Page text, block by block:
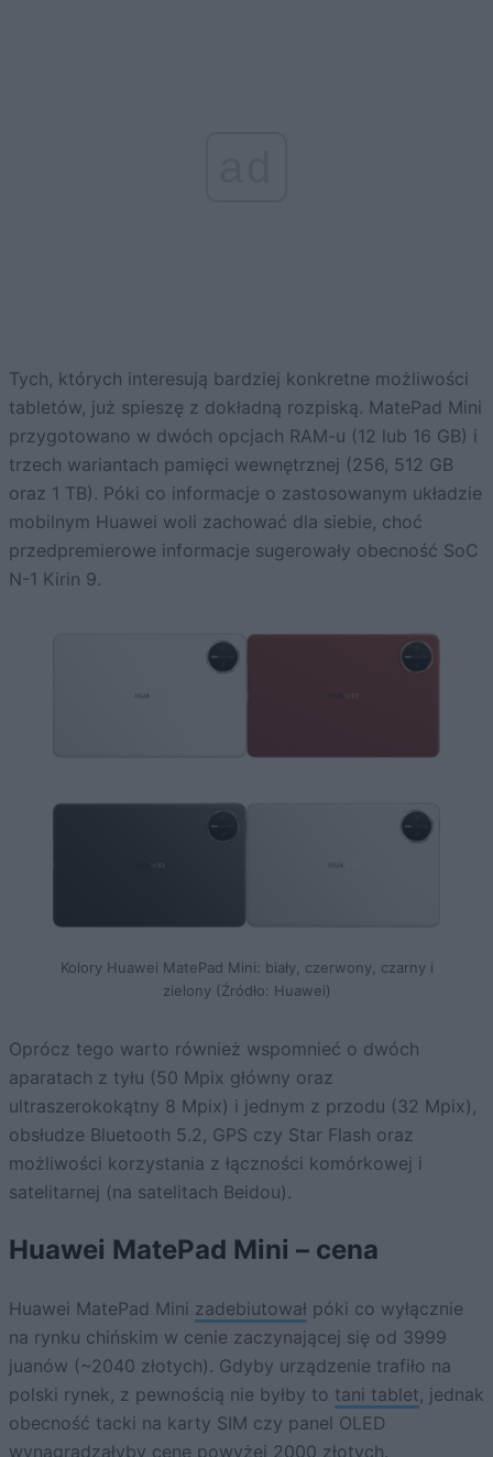
Tych, których interesują bardziej konkretne możliwości
tabletów, już spieszę z dokładną rozpiską. MatePad Mini
przygotowano w dwóch opcjach RAM-u (12 lub 16 GB) i
trzech wariantach pamięci wewnętrznej (256, 512 GB
oraz 1 TB). Póki co informacje o zastosowanym układzie
mobilnym Huawei woli zachować dla siebie, choć
przedpremierowe informacje sugerowały obecność SoC
N-1 Kirin 9.
Kolory Huawei MatePad Mini: biały, czerwony, czarny i
zielony (Źródło: Huawei)
Oprócz tego warto również wspomnieć o dwóch
aparatach z tyłu (50 Mpix główny oraz
ultraszerokokątny 8 Mpix) i jednym z przodu (32 Mpix),
obsłudze Bluetooth 5.2, GPS czy Star Flash oraz
możliwości korzystania z łączności komórkowej i
satelitarnej (na satelitach Beidou).
Huawei MatePad Mini – cena
Huawei MatePad Mini zadebiutował póki co wyłącznie
na rynku chińskim w cenie zaczynającej się od 3999
juanów (~2040 złotych). Gdyby urządzenie trafiło na
polski rynek, z pewnością nie byłby to tani tablet, jednak
obecność tacki na karty SIM czy panel OLED
wynagradzałyby cenę powyżej 2000 złotych.